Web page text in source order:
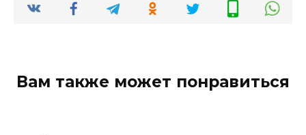
Вам также может понравиться